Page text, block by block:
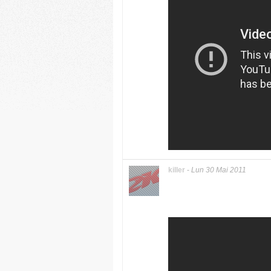
killer - Lun 30 Mai 2011